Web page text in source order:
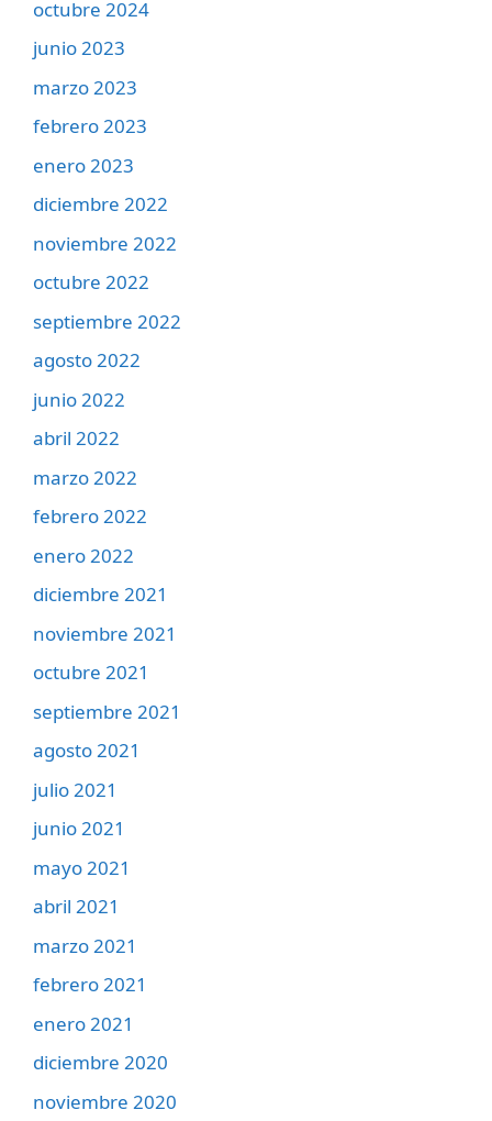
octubre 2024
junio 2023
marzo 2023
febrero 2023
enero 2023
diciembre 2022
noviembre 2022
octubre 2022
septiembre 2022
agosto 2022
junio 2022
abril 2022
marzo 2022
febrero 2022
enero 2022
diciembre 2021
noviembre 2021
octubre 2021
septiembre 2021
agosto 2021
julio 2021
junio 2021
mayo 2021
abril 2021
marzo 2021
febrero 2021
enero 2021
diciembre 2020
noviembre 2020